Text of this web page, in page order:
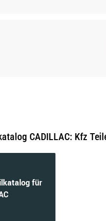
CADILLAC: Kfz
für